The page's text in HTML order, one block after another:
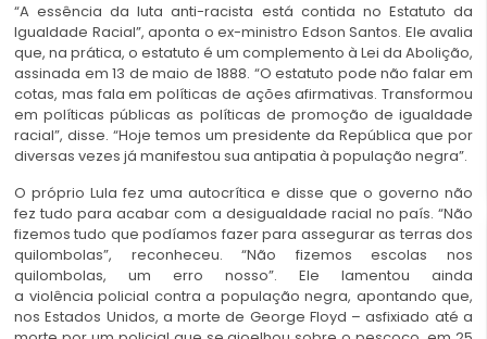
“A essência da luta anti-racista está contida no Estatuto da
Igualdade Racial”, aponta o ex-ministro Edson Santos. Ele avalia
que, na prática, o estatuto é um complemento à Lei da Abolição,
assinada em 13 de maio de 1888. “O estatuto pode não falar em
cotas, mas fala em políticas de ações afirmativas. Transformou
em políticas públicas as políticas de promoção de igualdade
racial”, disse. “Hoje temos um presidente da República que por
diversas vezes já manifestou sua antipatia à população negra”.
O próprio Lula fez uma autocrítica e disse que o governo não
fez tudo para acabar com a desigualdade racial no país. “Não
fizemos tudo que podíamos fazer para assegurar as terras dos
quilombolas”, reconheceu. “Não fizemos escolas nos
quilombolas, um erro nosso”. Ele lamentou ainda
a violência policial contra a população negra, apontando que,
nos Estados Unidos, a morte de George Floyd – asfixiado até a